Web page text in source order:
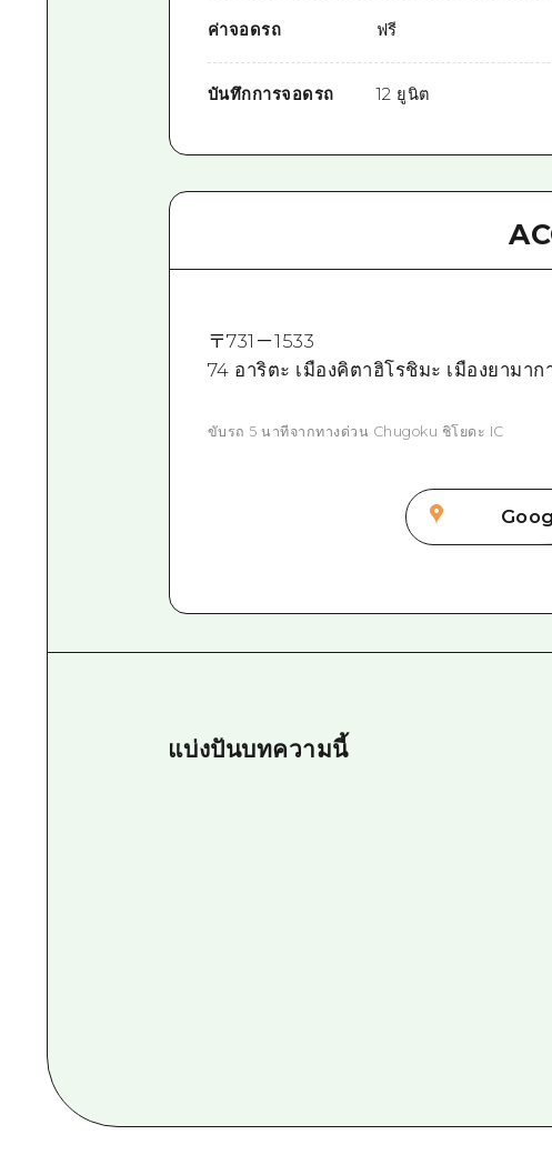
ค่าจอดรถ ฟรี
บันทึกการจอดรถ 12 ยูนิต
〒731－1533
74 อาริตะ เมืองคิตาฮิโรชิมะ เมืองยามา
ขับรถ 5 นาทีจากทางด่วน Chugoku ชิโยดะ IC
แบ่งปันบทความนี้